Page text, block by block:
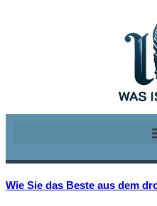
Wie Sie das Beste aus dem